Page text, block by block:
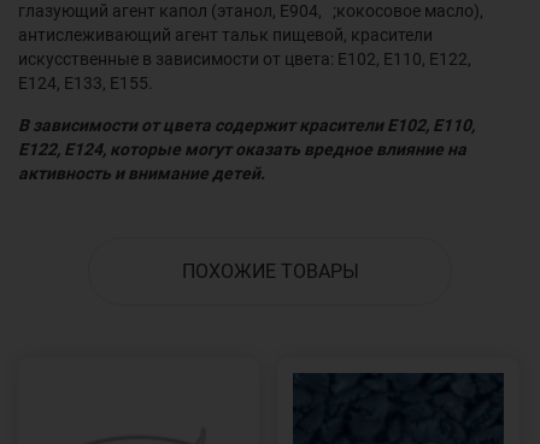
глазующий агент капол (этанол, Е904, ;кокосовое масло),
антислеживающий агент тальк пищевой, красители
искусственные в зависимости от цвета: Е102, Е110, Е122,
Е124, Е133, Е155.
В зависимости от цвета содержит красители Е102, Е110,
Е122, Е124, которые могут оказать вредное влияние на
активность и внимание детей.
ПОХОЖИЕ ТОВАРЫ